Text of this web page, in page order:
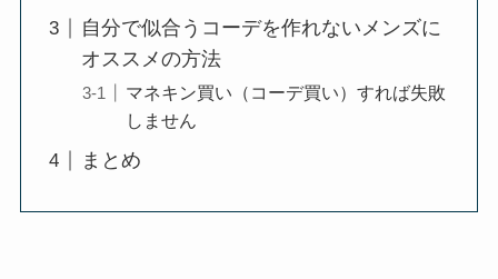
自分で似合うコーデを作れないメンズに
オススメの方法
マネキン買い（コーデ買い）すれば失敗
しません
まとめ